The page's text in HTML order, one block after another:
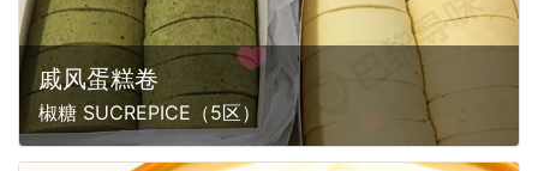
戚风蛋糕卷
椒糖 SUCREPICE（5区）